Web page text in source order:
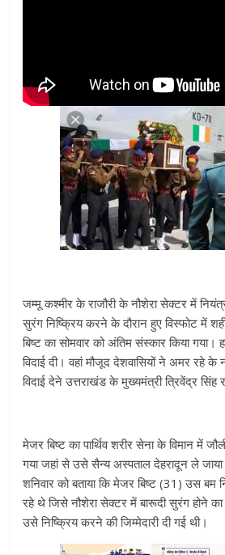
जम्मू कश्मीर के राजौरी के नौशेरा सेक्टर में
सुरंग निष्क्रिय करने के दौरान हुए विस्फोट में
बिष्‍ट का सोमवार को अंतिम संस्कार किया गया।
विदाई दी। वहां मौजूद देशवासियों ने अमर रहे
विदाई देने उत्तराखंड के मुख्यमंत्री त्रिवेंद्र सिंह
मेजर बिष्ट का पार्थिव शरीर सेना के विमान में
गया जहां से उसे सैन्य अस्पताल देहरादून ले जाया
शनिवार को बताया कि मेजर बिष्ट (31) उस बम
रहे थे जिसे नौशेरा सेक्टर में बारूदी सुरंग होने
उसे निष्क्रिय करने की जिम्मेदारी दी गई थी।